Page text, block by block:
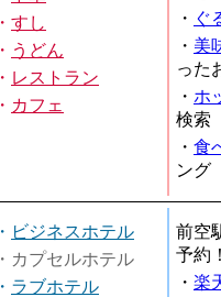
・ すし
・ うどん
・ レストラン
・ カフェ
・ ぐ
・ 美
った
・ ホ
検索
・ 食
ング
・ ビジネスホテル
・カプセルホテル
・ ラブホテル
前空
予約
・ 楽